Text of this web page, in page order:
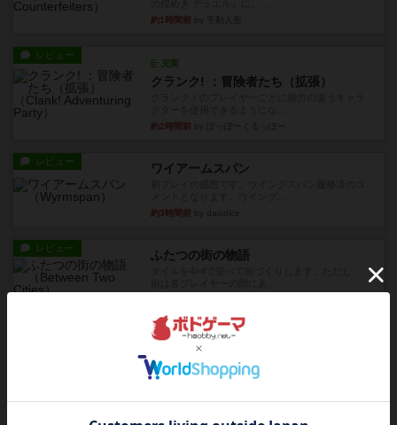
約1時間前
レビュー
充実
クランク! ：冒険者たち（拡張）
約2時間前
レビュー ワイアームスパン
約3時間前
レビュー ふたつの街の物語
画像付き
ざりかに将棋
３種類の駒だけが登場する超シンプルな将棋系ゲ